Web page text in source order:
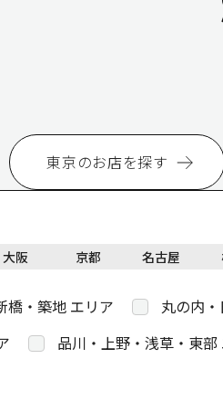
東京のお店を探す
大阪 京都 名古屋
橋・築地 エリア 丸の内
品川・上野・浅草・東部